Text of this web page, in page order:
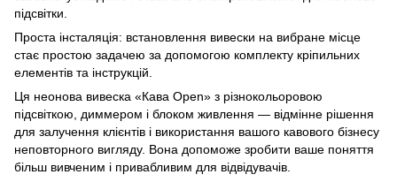
підсвітки.
Проста інсталяція: встановлення вивески на вибране місце
стає простою задачею за допомогою комплекту кріпильних
елементів та інструкцій.
Ця неонова вивеска «Кава Open» з різнокольоровою
підсвіткою, диммером і блоком живлення — відмінне рішення
для залучення клієнтів і використання вашого кавового бізнесу
неповторного вигляду. Вона допоможе зробити ваше поняття
більш вивченим і привабливим для відвідувачів.